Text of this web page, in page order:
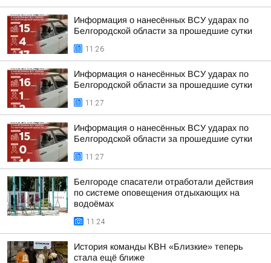
Информация о нанесённых ВСУ ударах по
Белгородской области за прошедшие сутки
11:26
Информация о нанесённых ВСУ ударах по
Белгородской области за прошедшие сутки
11:27
Информация о нанесённых ВСУ ударах по
Белгородской области за прошедшие сутки
11:27
Белгороде спасатели отработали действия
по системе оповещения отдыхающих на
водоёмах
11:24
История команды КВН «Близкие» теперь
стала ещё ближе